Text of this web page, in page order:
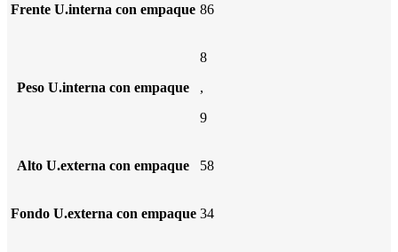
Frente U.interna con empaque 86
Peso U.interna con empaque
8
,
9
Alto U.externa con empaque 58
Fondo U.externa con empaque 34